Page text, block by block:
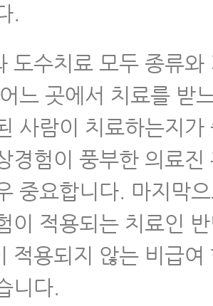
.
도수치료 모두 종류와
느 곳에서 치료를 받
사람이 치료하는지가
경험이 풍부한 의료진
중요합니다. 마지막
이 적용되는 치료인
적용되지 않는 비급여
니다.